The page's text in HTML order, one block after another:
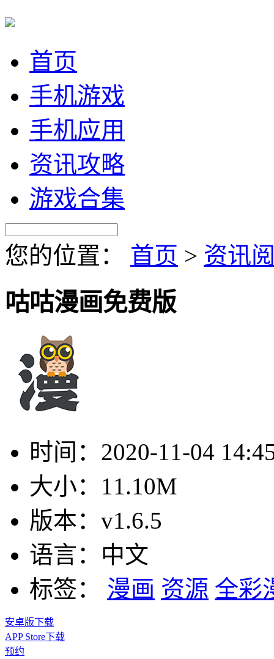
首页
手机游戏
手机应用
资讯攻略
游戏合集
您的位置： 首页 > 资讯
咕咕漫画免费版
时间： 2020-11-04
大小： 11.10M
版本： v1.6.5
语言： 中文
标签：
漫画 资源 全彩
安卓版下载
APP Store下载
预约